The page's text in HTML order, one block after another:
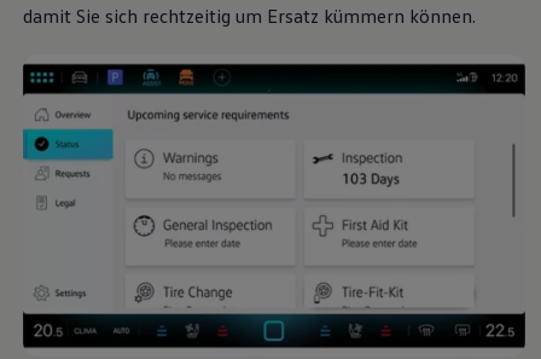
damit Sie sich rechtzeitig um Ersatz kümmern können.